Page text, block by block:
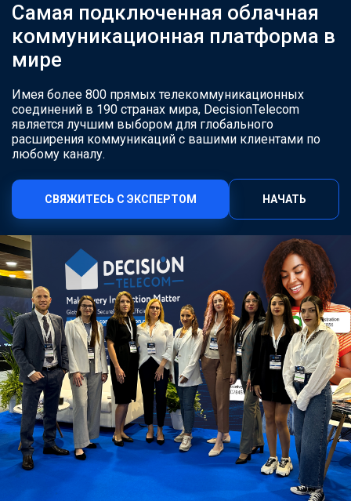
Самая подключенная облачная
коммуникационная платформа в
мире
Имея более 800 прямых телекоммуникационных
соединений в 190 странах мира, DecisionTelecom
является лучшим выбором для глобального
расширения коммуникаций с вашими клиентами по
любому каналу.
СВЯЖИТЕСЬ С ЭКСПЕРТОМ НАЧАТЬ